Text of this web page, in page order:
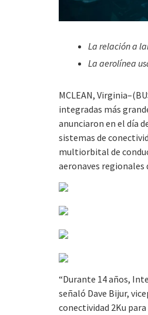
La relación a
La aerolínea
MCLEAN,
integradas más
anunciaron en el día
sistemas de
multiorbital de
aeronaves regionales
“Durante 14 años,
señaló Dave Bijur,
conectividad 2Ku